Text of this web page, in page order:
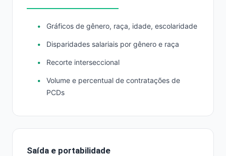
Gráficos de gênero, raça, idade, escolaridade
Disparidades salariais por gênero e raça
Recorte interseccional
Volume e percentual de contratações de
PCDs
Saída e portabilidade